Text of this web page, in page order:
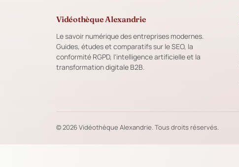
Vidéothèque Alexandrie
Le savoir numérique des entreprises modernes.
Guides, études et comparatifs sur le SEO, la
conformité RGPD, l'intelligence artificielle et la
transformation digitale B2B.
© 2026 Vidéothèque Alexandrie. Tous droits réservés.